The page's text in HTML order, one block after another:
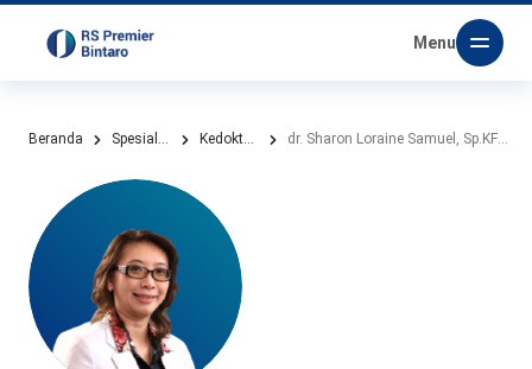
Menu
Beranda Spesialis Kami Kedokteran Fisik dan Rehabilitasi dr. Sharon Loraine Samuel, Sp.KFR, Subsp. NM (K)